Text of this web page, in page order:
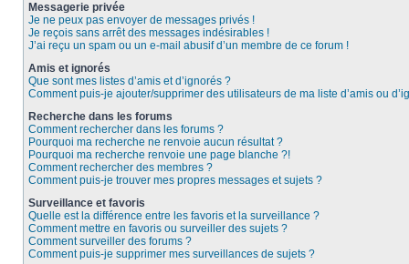
Messagerie privée
Je ne peux pas envoyer de messages privés !
Je reçois sans arrêt des messages indésirables !
J’ai reçu un spam ou un e-mail abusif d’un membre de ce forum !
Amis et ignorés
Que sont mes listes d’amis et d’ignorés ?
Comment puis-je ajouter/supprimer des utilisateurs de ma liste d’amis ou
Recherche dans les forums
Comment rechercher dans les forums ?
Pourquoi ma recherche ne renvoie aucun résultat ?
Pourquoi ma recherche renvoie une page blanche ?!
Comment rechercher des membres ?
Comment puis-je trouver mes propres messages et sujets ?
Surveillance et favoris
Quelle est la différence entre les favoris et la surveillance ?
Comment mettre en favoris ou surveiller des sujets ?
Comment surveiller des forums ?
Comment puis-je supprimer mes surveillances de sujets ?